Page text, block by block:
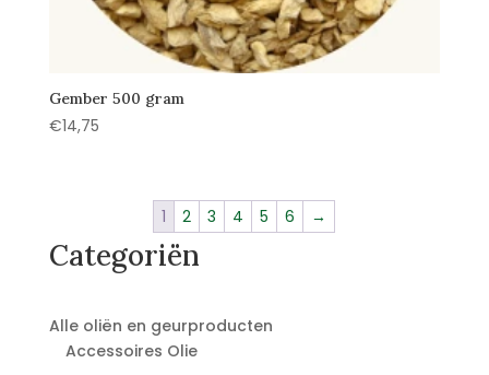
Gember 500 gram
€14,75
1 2 3 4 5 6 →
Categoriën
Alle oliën en geurproducten
Accessoires Olie